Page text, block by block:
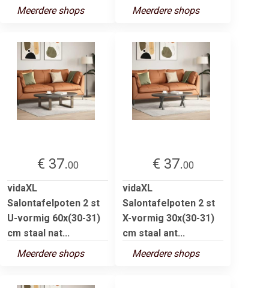
Meerdere shops
Meerdere shops
€ 37.00
vidaXL
Salontafelpoten 2 st
U-vormig 60x(30-31)
cm staal nat...
Meerdere shops
€ 37.00
vidaXL
Salontafelpoten 2 st
X-vormig 30x(30-31)
cm staal ant...
Meerdere shops